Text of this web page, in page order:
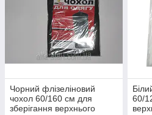
Чорний флізеліновий
чохол 60/160 см для
зберігання верхнього
60/